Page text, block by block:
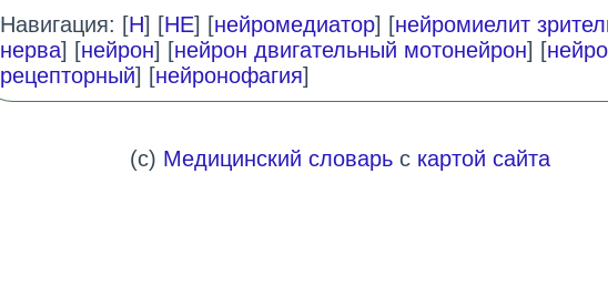
Навигация: [Н] [НЕ] [нейромедиатор] [нейромиелит
нерва] [нейрон] [нейрон двигательный мотонейрон] [
рецепторный] [нейронофагия]
(c) Медицинский словарьс картой сайта